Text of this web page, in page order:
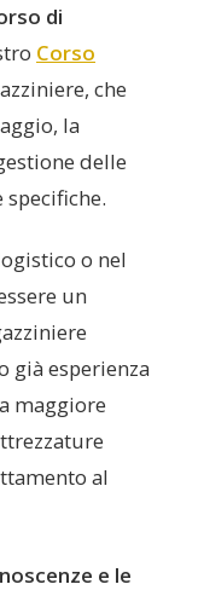
di
Corso
che
la
delle
o nel
un
già esperienza
maggiore
al
e le